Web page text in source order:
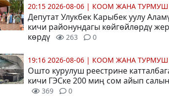
20:15 2026-08-06 | КООМ ЖАНА ТУРМУШ
Депутат Улукбек Карыбек уулу
кичи районундагы көйгөйлөрдү
көрдү
263 0
19:16 2026-08-06 | КООМ ЖАНА ТУРМУШ
Ошто курулуш реестрине
кичи ГЭСке 200 миң сом айып
369 0